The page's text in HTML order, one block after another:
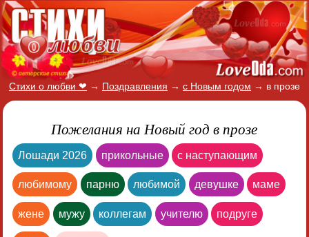
Стихи о любви ❤ → Поздравления → с Новым годом → в прозе
Пожелания на Новый год в прозе
Лошади 2026 прикольные с наступающим
любимому парню любимой девушке маме
жене мужу коллегам учителю подруге